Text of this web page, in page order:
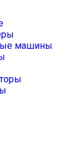
машины